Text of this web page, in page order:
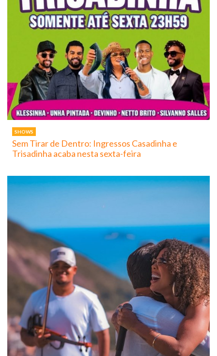
SHOWS
Sem Tirar de Dentro: Ingressos Casadinha e
Trisadinha acaba nesta sexta-feira